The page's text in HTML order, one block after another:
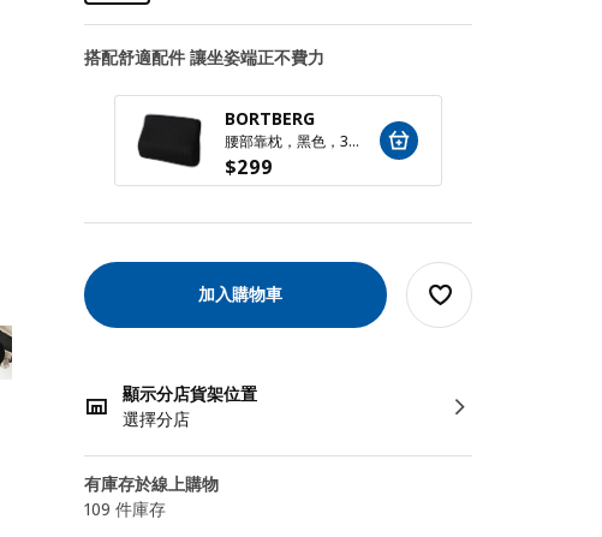
搭配舒適配件 讓坐姿端正不費力
BORTBERG
腰部靠枕，黑色，31x23 公分
$299
加入購物車
顯示分店貨架位置
選擇分店
有庫存於線上購物
109 件庫存